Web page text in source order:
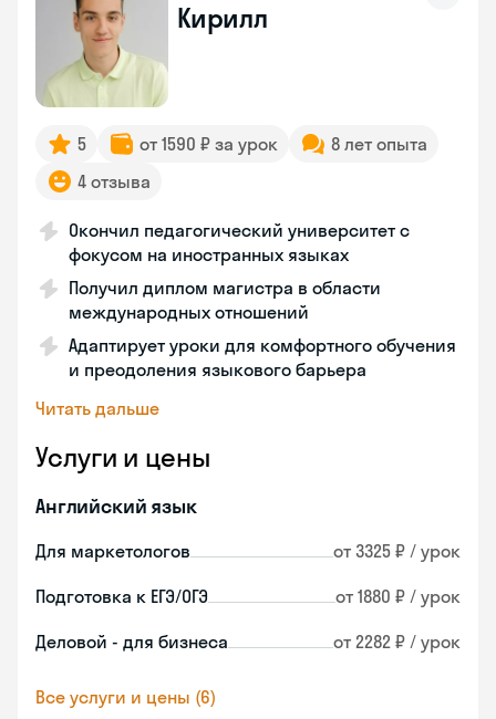
Кирилл
5 от 1590 ₽ за урок
8 лет опыта
4 отзыва
Окончил педагогический университет с
фокусом на иностранных языках
Получил диплом магистра в области
международных отношений
Адаптирует уроки для комфортного обучения
и преодоления языкового барьера
Читать дальше
Услуги и цены
Английский язык
Для маркетологов от 3325 ₽ / урок
Подготовка к ЕГЭ/ОГЭ от 1880 ₽ / урок
Деловой - для бизнеса от 2282 ₽ / урок
Все услуги и цены (6)